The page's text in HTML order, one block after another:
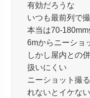
有効だろうな
いつも最前列で
本当は70-
6mからニーショ
しかし屋内との
扱いにくい
ニーショット撮
れないとイケな